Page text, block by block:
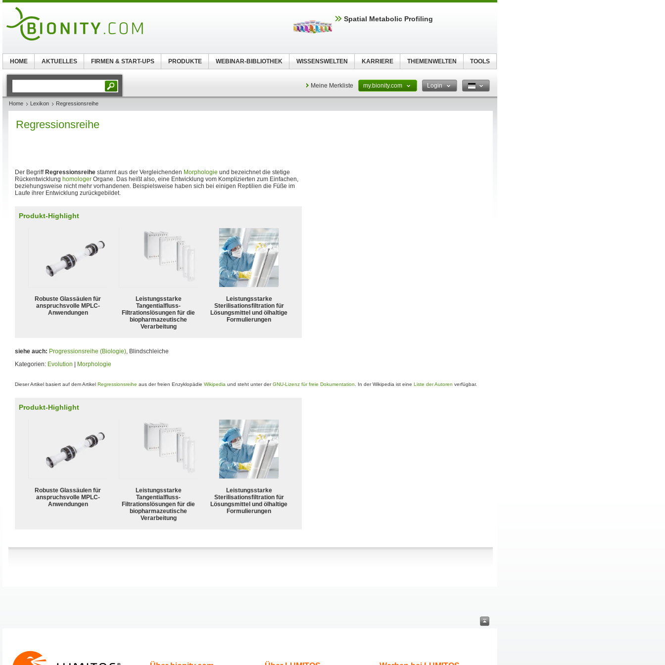
Meine Merkliste my.bionity.com Login
Home Lexikon Regressionsreihe
Regressionsreihe
Der Begriff Regressionsreihe stammt aus der Vergleichenden Morphologie und bezeichnet die stetige
Rückentwicklung homologer Organe. Das heißt also, eine Entwicklung vom Komplizierten zum Einfachen,
beziehungsweise nicht mehr vorhandenen. Beispielsweise haben sich bei einigen Reptilien die Füße im
Laufe ihrer Entwicklung zurückgebildet.
Produkt-Highlight
Robuste Glassäulen für
anspruchsvolle MPLC-
Anwendungen
Leistungsstarke
Tangentialfluss-
Filtrationslösungen für die
biopharmazeutische
Verarbeitung
Leistungsstarke
Sterilisationsfiltration für
Lösungsmittel und ölhaltige
Formulierungen
siehe auch: Progressionsreihe (Biologie), Blindschleiche
Kategorien: Evolution Morphologie
Dieser Artikel basiert auf dem Artikel Regressionsreihe aus der freien Enzyklopädie Wikipedia und steht unter derGNU-Lizenz für freie Dokumentation . In der Wikipedia ist eine Liste der Autoren verfügbar.
Produkt-Highlight
Robuste Glassäulen für
anspruchsvolle MPLC-
Anwendungen
Leistungsstarke
Tangentialfluss-
Filtrationslösungen für die
biopharmazeutische
Verarbeitung
Leistungsstarke
Sterilisationsfiltration für
Lösungsmittel und ölhaltige
Formulierungen
Spatial Metabolic Profiling
HOME AKTUELLES FIRMEN & START-UPS PRODUKTE WEBINAR-BIBLIOTHEK WISSENSWELTEN KARRIERE THEMENWELTEN TOOLS